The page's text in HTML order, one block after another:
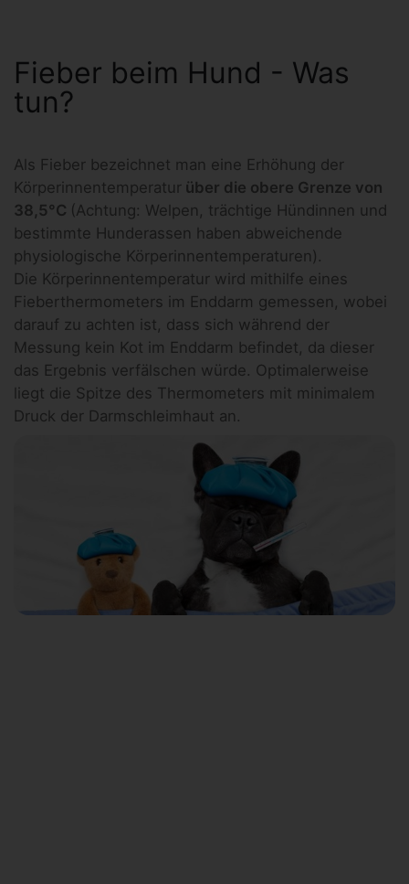
Fieber beim Hund - Was
tun?
Als Fieber bezeichnet man eine Erhöhung der
Körperinnentemperatur über die obere Grenze von
38,5°C (Achtung: Welpen, trächtige Hündinnen und
bestimmte Hunderassen haben abweichende
physiologische Körperinnentemperaturen).
Die Körperinnentemperatur wird mithilfe eines
Fieberthermometers im Enddarm gemessen, wobei
darauf zu achten ist, dass sich während der
Messung kein Kot im Enddarm befindet, da dieser
das Ergebnis verfälschen würde. Optimalerweise
liegt die Spitze des Thermometers mit minimalem
Druck der Darmschleimhaut an.